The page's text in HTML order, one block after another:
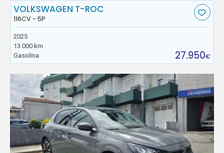
VOLKSWAGEN T-ROC
116CV - 5P
2025
13.000 km
Gasolina
27.950€